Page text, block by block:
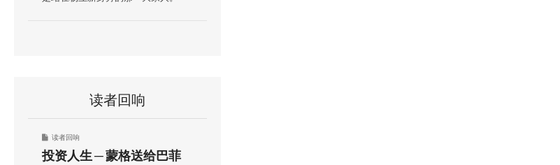
读者回响
读者回响
投资人生 ─ 蒙格送给巴菲